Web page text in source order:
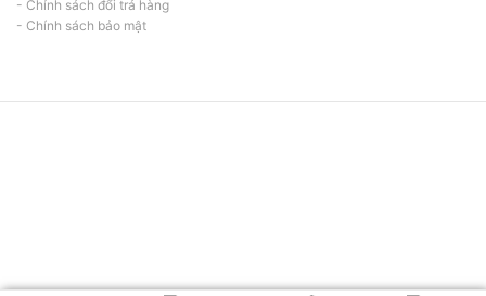
- Chính sách đổi trả hàng
- Chính sách bảo mật